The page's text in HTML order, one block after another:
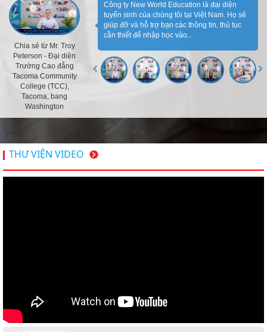
Chia sẻ từ Mr. Troy
Peterson - Đại diện
Trường Cao đẳng
Tacoma Community
College (TCC),
Tacoma, bang
Washington
Công ty New World Education là đại diện
tuyển sinh của chúng tôi tại Việt Nam. Họ sẽ
giúp đỡ và hỗ trợ bạn các thông tin, thủ tục
cần thiết để nhập học vào...
THƯ VIỆN VIDEO